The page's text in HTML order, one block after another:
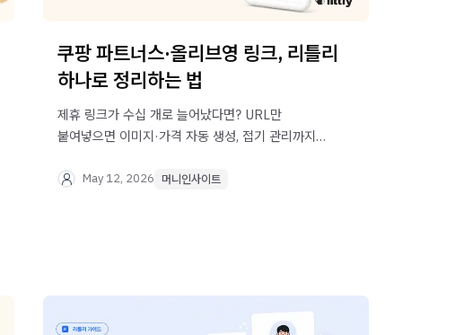
쿠팡 파트너스·올리브영 링크, 리틀리
하나로 정리하는 법
제휴 링크가 수십 개로 늘어났다면? URL만
붙여넣으면 이미지·가격 자동 생성, 접기 관리까지
페이지에 정리하세요.
May 12, 2026 머니인사이트